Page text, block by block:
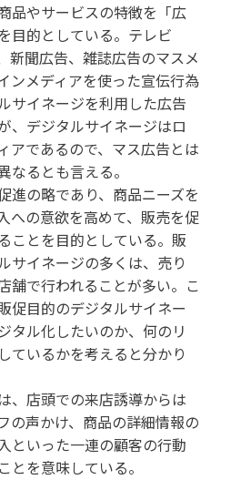
品やサービスの特徴を「広
目的としている。テレビ
新聞広告、雑誌広告のマスメ
ンメディアを使った宣伝行為
サイネージを利用した広告
、デジタルサイネージはロ
アであるので、マス広告とは
なるとも言える。
進の略であり、商品ニーズを
への意欲を高めて、販売を促
ことを目的としている。販
サイネージの多くは、売り
舗で行われることが多い。こ
促目的のデジタルサイネー
タル化したいのか、何のリ
ているかを考えると分かり
、店頭での来店誘導からは
の声かけ、商品の詳細情報の
といった一連の顧客の行動
とを意味している。